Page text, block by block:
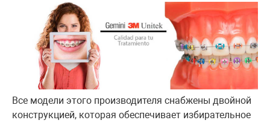
Все модели этого производителя снабжены двойной
конструкцией, которая обеспечивает избирательное